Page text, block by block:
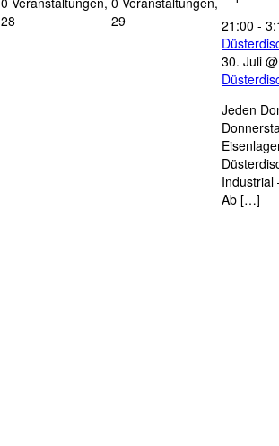
28
29
21:00 -
30. Juli
Jeden
Industrial
Ab […]